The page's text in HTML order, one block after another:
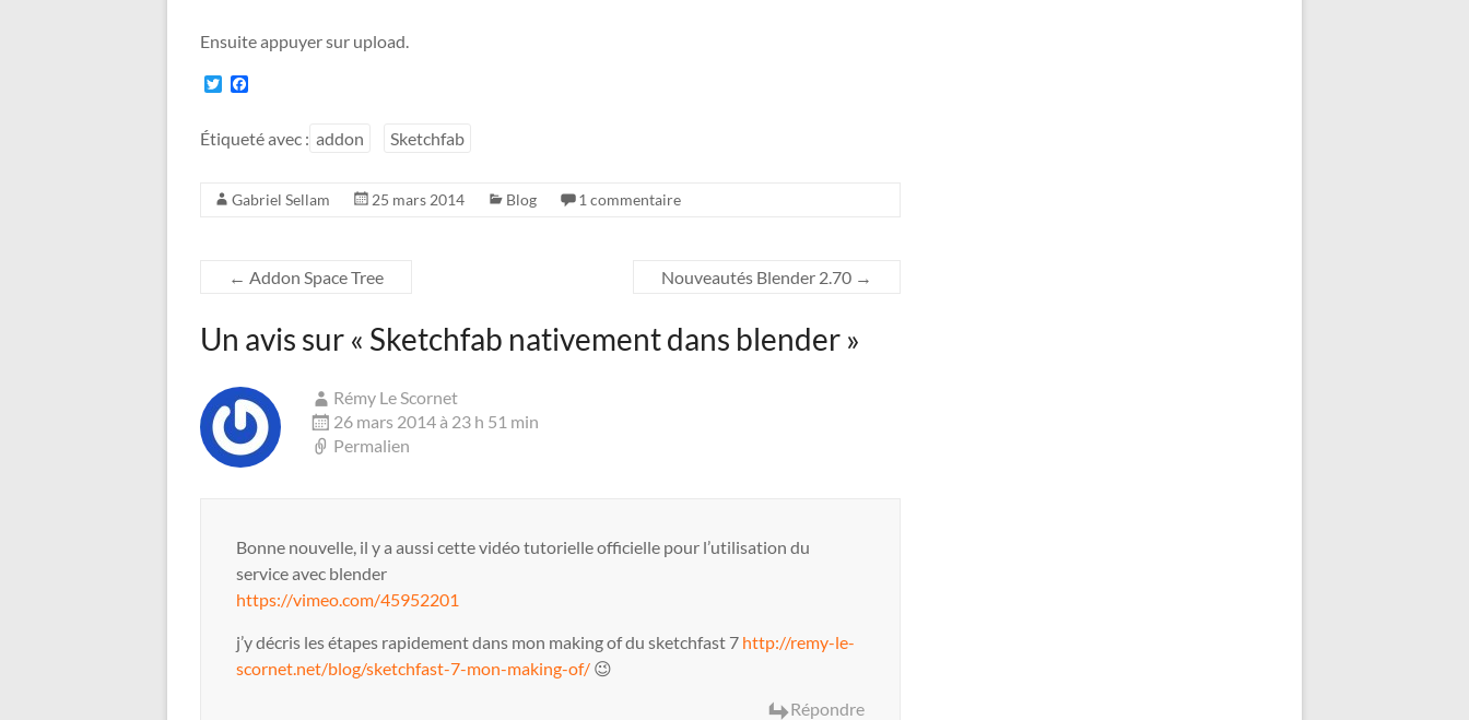
Ensuite appuyer sur upload.
T
t
t
r
e
k
Étiqueté avec : addon Sketchfab
Gabriel Sellam 25 mars 2014 Blog 1 commentaire
← Addon Space Tree Nouveautés Blender 2.70 →
Un avis sur « Sketchfab nativement dans blender »
Rémy Le Scornet
26 mars 2014 à 23 h 51 min
Permalien
Bonne nouvelle, il y a aussi cette vidéo tutorielle officielle pour l’utilisation du
service avec blender
https://vimeo.com/45952201
j’y décris les étapes rapidement dans mon making of du sketchfast 7 http://remy-le-
scornet.net/blog/sketchfast-7-mon-making-of/ 😉
Répondre